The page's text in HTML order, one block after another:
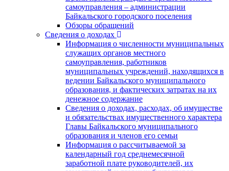
самоуправления – администрации
Байкальского городского поселения
Обзоры обращений
Сведения о доходах
Информация о численности муниципальных
служащих органов местного
самоуправления, работников
муниципальных учреждений, находящихся в
ведении Байкальского муниципального
образования, и фактических затратах на их
денежное содержание
Сведения о доходах, расходах, об имуществе
и обязательствах имущественного характера
Главы Байкальского муниципального
образования и членов его семьи
Информация о рассчитываемой за
календарный год среднемесячной
заработной плате руководителей, их